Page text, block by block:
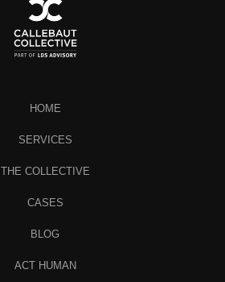
HOME
SERVICES
THE COLLECTIVE
CASES
BLOG
ACT HUMAN